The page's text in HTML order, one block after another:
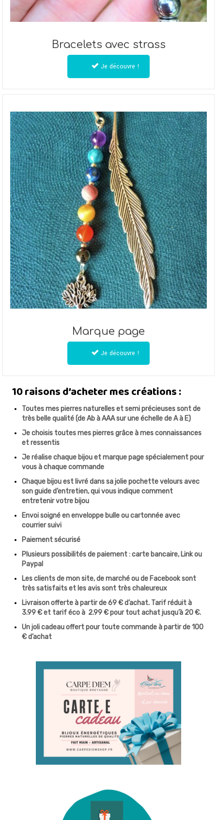
Bracelets avec strass
Je découvre !
Marque page
Je découvre !
10 raisons d’acheter mes créations :
Toutes mes pierres naturelles et semi précieuses sont de
très belle qualité (de Ab à AAA sur une échelle de A à E)
Je choisis toutes mes pierres grâce à mes connaissances
et ressentis
Je réalise chaque bijou et marque page spécialement pour
vous à chaque commande
Chaque bijou est livré dans sa jolie pochette velours avec
son guide d’entretien, qui vous indique comment
entretenir votre bijou
Envoi soigné en enveloppe bulle ou cartonnée avec
courrier suivi
Paiement sécurisé
Plusieurs possibilités de paiement : carte bancaire, Link ou
Paypal
Les clients de mon site, de marché ou de Facebook sont
très satisfaits et les avis sont très chaleureux
Livraison offerte à partir de 69 € d’achat. Tarif réduit à
3.99 € et tarif éco à 2.99 € pour tout achat jusqu’à 20 €.
Un joli cadeau offert pour toute commande à partir de 100
€ d’achat